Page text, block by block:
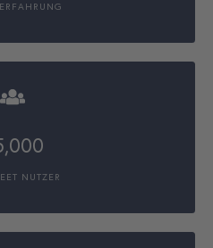
NUTZER